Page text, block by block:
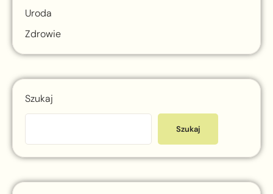
Uroda
Zdrowie
Szukaj
Szukaj